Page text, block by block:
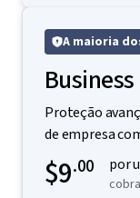
A maioria
Proteção
de empresa
$9.00 por